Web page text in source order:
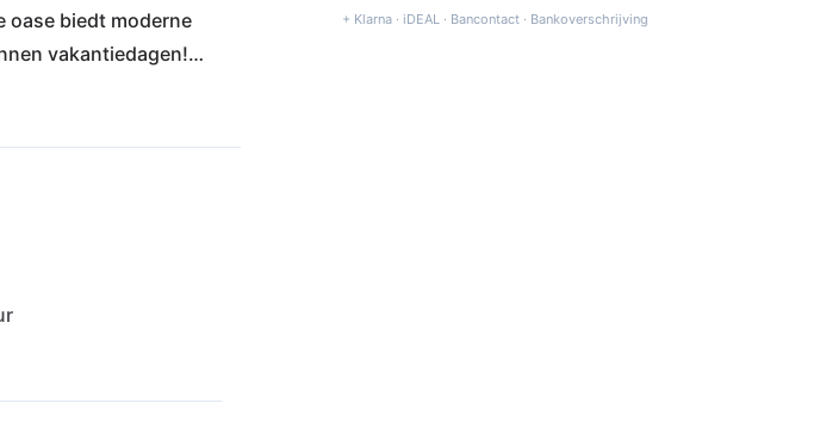
oase biedt moderne
vakantiedagen!
of iets verder
en het prachtige
natuurpark
onvergetelijke
+ Klarna · iDEAL · Bancontact · Bankoverschrijving